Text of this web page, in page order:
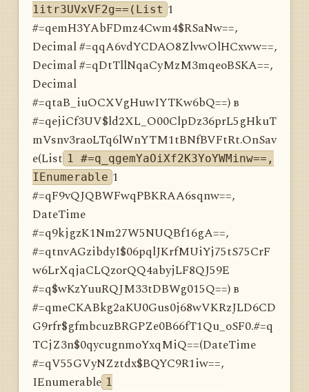
1itr3UVxVF2g==(List 1
#=qemH3YAbFDmz4Cwm4$RSaNw==,
Decimal #=qqA6vdYCDAO8ZlvwOlHCxww==,
Decimal #=qDtTllNqaCyMzM3mqeoBSKA==,
Decimal
#=qtaB_iuOCXVgHuwIYTKw6bQ==) в
#=qejiCf3UV$ld2XL_O00ClpDz36prL5gHkuT
mVsnv3raoLTq6lWnYTM1tBNfBVFtRt.OnSav
e(List 1 #=q_qgemYaOiXf2K3YoYWMinw==,
IEnumerable 1
#=qF9vQJQBWFwqPBKRAA6sqnw==,
DateTime
#=q9kjgzK1Nm27W5NUQBf16gA==,
#=qtnvAGzibdyI$06pqlJKrfMUiYj75tS75CrF
w6LrXqjaCLQzorQQ4abyjLF8QJ59E
#=q$wKzYuuRQJM33tDBWg015Q==) в
#=qmeCKABkg2aKU0Gus0j68wVKRzJLD6CD
G9rfr$gfmbcuzBRGPZe0B66fT1Qu_oSF0.#=q
TCjZ3n$0qycugnmoYxqMiQ==(DateTime
#=qV55GVyNZztdx$BQYC9R1iw==,
IEnumerable 1